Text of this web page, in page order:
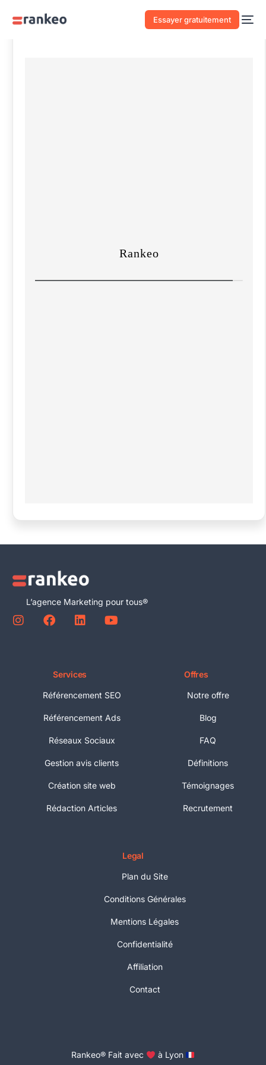
Essayer gratuitement
L’agence Marketing pour tous®
Services
Référencement SEO
Référencement Ads
Réseaux Sociaux
Gestion avis clients
Création site web
Rédaction Articles
Offres
Notre offre
Blog
FAQ
Définitions
Témoignages
Recrutement
Legal
Plan du Site
Conditions Générales
Mentions Légales
Confidentialité
Affiliation
Contact
Rankeo® Fait avec à Lyon